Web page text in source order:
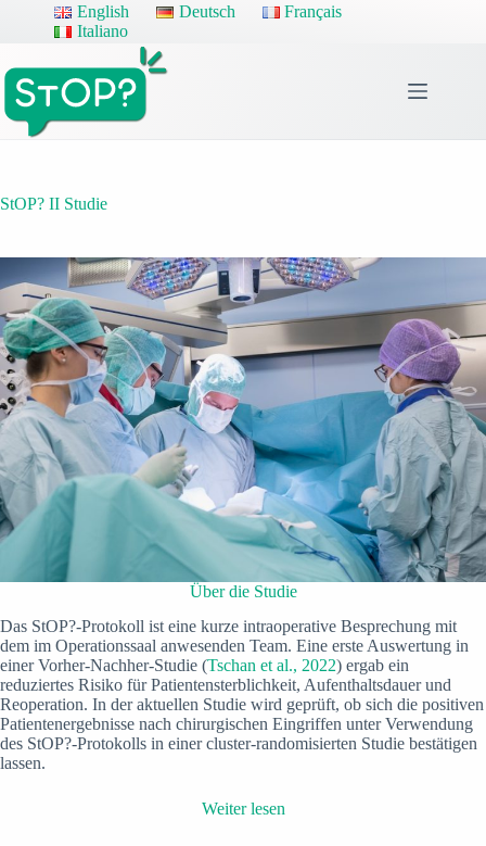
English Deutsch
Français
Italiano
StOP? II Studie
Über die Studie
Das StOP?-Protokoll ist eine kurze intraoperative Besprechung mit
dem im Operationssaal anwesenden Team. Eine erste Auswertung in
einer Vorher-Nachher-Studie (Tschan et al., 2022) ergab ein
reduziertes Risiko für Patientensterblichkeit, Aufenthaltsdauer und
Reoperation. In der aktuellen Studie wird geprüft, ob sich die positiven
Patientenergebnisse nach chirurgischen Eingriffen unter Verwendung
des StOP?-Protokolls in einer cluster-randomisierten Studie bestätigen
lassen.
Weiter lesen